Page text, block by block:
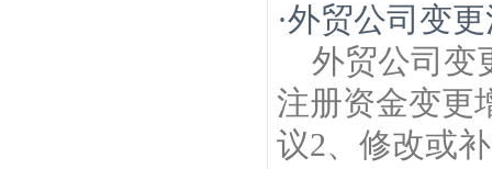
·外贸公司变
外贸公司变
注册资金变更
议2、修改或